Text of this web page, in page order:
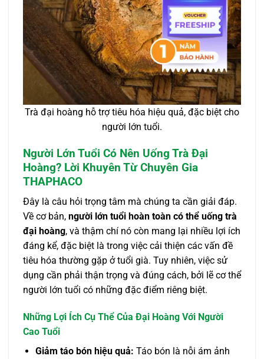
Trà đại hoàng hỗ trợ tiêu hóa hiệu quả, đặc biệt cho
người lớn tuổi.
Người Lớn Tuổi Có Nên Uống Trà Đại
Hoàng? Lời Khuyên Từ Chuyên Gia
THAPHACO
Đây là câu hỏi trọng tâm mà chúng ta cần giải đáp.
Về cơ bản, người lớn tuổi hoàn toàn có thể uống trà
đại hoàng, và thậm chí nó còn mang lại nhiều lợi ích
đáng kể, đặc biệt là trong việc cải thiện các vấn đề
tiêu hóa thường gặp ở tuổi già. Tuy nhiên, việc sử
dụng cần phải thận trọng và đúng cách, bởi lẽ cơ thể
người lớn tuổi có những đặc điểm riêng biệt.
Những Lợi Ích Cụ Thể Của Đại Hoàng Với Người
Cao Tuổi
Giảm táo bón hiệu quả: Táo bón là nỗi ám ảnh